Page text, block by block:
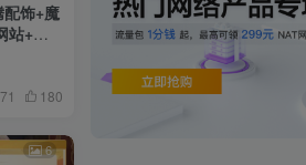
饰+魔
站+攻
180
6